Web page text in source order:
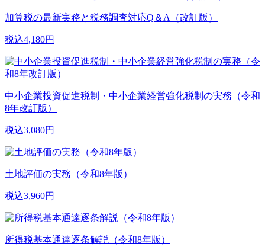
加算税の最新実務と税務調査対応Q＆A（改訂版）
税込4,180円
中小企業投資促進税制・中小企業経営強化税制の実務（令和
8年改訂版）
税込3,080円
土地評価の実務（令和8年版）
税込3,960円
所得税基本通達逐条解説（令和8年版）